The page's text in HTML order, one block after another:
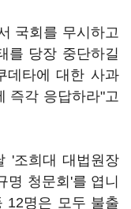
국회를 무시하고
를 당장 중단하길
데타에 대한 사과
즉각 응답하라"고
'조희대 대법원장
명 청문회'를 엽니
12명은 모두 불출